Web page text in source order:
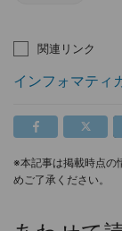
関連リンク
インフォマティ
※本記事は掲載時点の
めご了承ください。